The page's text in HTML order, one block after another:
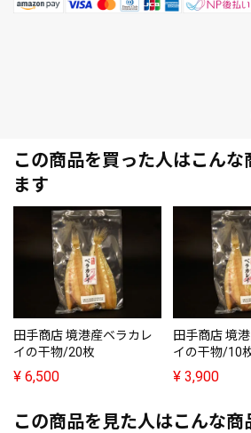
この商品を買った人はこんな
ます
田手商店 境港産ベラカレ
イの干物/20枚
¥ 6,500
田手商店 境
イの干物/10
¥ 3,900
この商品を見た人はこんな商